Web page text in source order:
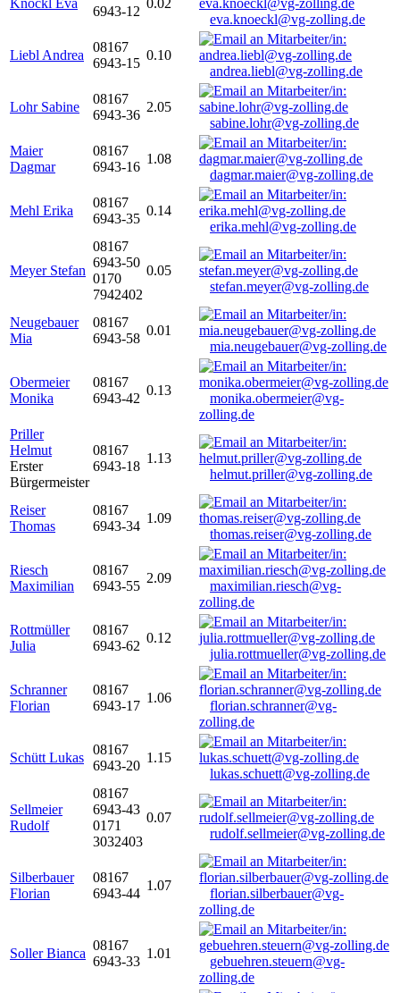
Knöckl Eva
6943-12
0.02
eva.knoeckl@vg-zolling.de
Liebl Andrea
08167
6943-15
0.10
andrea.liebl@vg-zolling.de
Lohr Sabine
08167
6943-36
2.05
sabine.lohr@vg-zolling.de
Maier
Dagmar
08167
6943-16
1.08
dagmar.maier@vg-zolling.de
Mehl Erika
08167
6943-35
0.14
erika.mehl@vg-zolling.de
Meyer Stefan
08167
6943-50
0170
7942402
0.05
stefan.meyer@vg-zolling.de
Neugebauer
Mia
08167
6943-58
0.01
mia.neugebauer@vg-zolling.de
Obermeier
Monika
08167
6943-42
0.13
monika.obermeier@vg-
zolling.de
Priller
Helmut
Erster
Bürgermeister
08167
6943-18
1.13
helmut.priller@vg-zolling.de
Reiser
Thomas
08167
6943-34
1.09
thomas.reiser@vg-zolling.de
Riesch
Maximilian
08167
6943-55
2.09
maximilian.riesch@vg-
zolling.de
Rottmüller
Julia
08167
6943-62
0.12
julia.rottmueller@vg-zolling.de
Schranner
Florian
08167
6943-17
1.06
florian.schranner@vg-
zolling.de
Schütt Lukas
08167
6943-20
1.15
lukas.schuett@vg-zolling.de
Sellmeier
Rudolf
08167
6943-43
0171
3032403
0.07
rudolf.sellmeier@vg-zolling.de
Silberbauer
Florian
08167
6943-44
1.07
florian.silberbauer@vg-
zolling.de
Soller Bianca
08167
6943-33
1.01
gebuehren.steuern@vg-
zolling.de